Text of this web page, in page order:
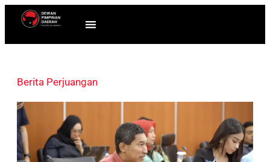
Berita Perjuangan